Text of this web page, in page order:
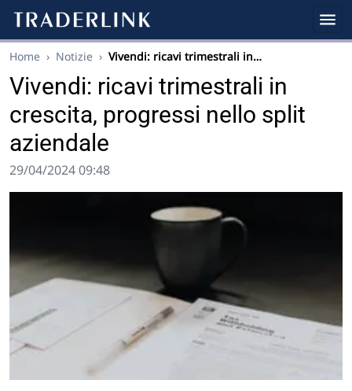
Home › Notizie › Vivendi: ricavi trimestrali in…
Vivendi: ricavi trimestrali in
crescita, progressi nello split
aziendale
29/04/2024 09:48